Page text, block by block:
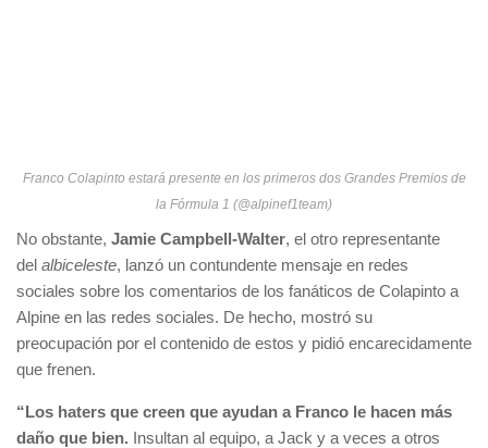
Franco Colapinto estará presente en los primeros dos Grandes Premios de
la Fórmula 1 (@alpinef1team)
No obstante, Jamie Campbell-Walter, el otro representante
del albiceleste, lanzó un contundente mensaje en redes
sociales sobre los comentarios de los fanáticos de Colapinto a
Alpine en las redes sociales. De hecho, mostró su
preocupación por el contenido de estos y pidió encarecidamente
que frenen.
“Los haters que creen que ayudan a Franco le hacen más
daño que bien. Insultan al equipo, a Jack y a veces a otros